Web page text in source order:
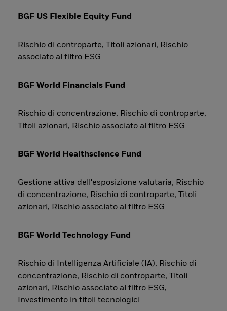
BGF US Flexible Equity Fund
Rischio di controparte, Titoli azionari, Rischio
associato al filtro ESG
BGF World Financials Fund
Rischio di concentrazione, Rischio di controparte,
Titoli azionari, Rischio associato al filtro ESG
BGF World Healthscience Fund
Gestione attiva dell'esposizione valutaria, Rischio
di concentrazione, Rischio di controparte, Titoli
azionari, Rischio associato al filtro ESG
BGF World Technology Fund
Rischio di Intelligenza Artificiale (IA), Rischio di
concentrazione, Rischio di controparte, Titoli
azionari, Rischio associato al filtro ESG,
Investimento in titoli tecnologici